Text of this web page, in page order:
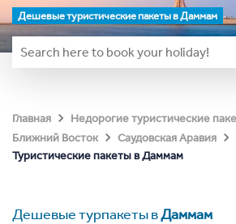
Дешевые туристические пакеты в Даммам
Главная
Недорогие туристические
Ближний Восток
Саудовская Аравия
Туристические пакеты в Даммам
Дешевые турпакеты вДаммам